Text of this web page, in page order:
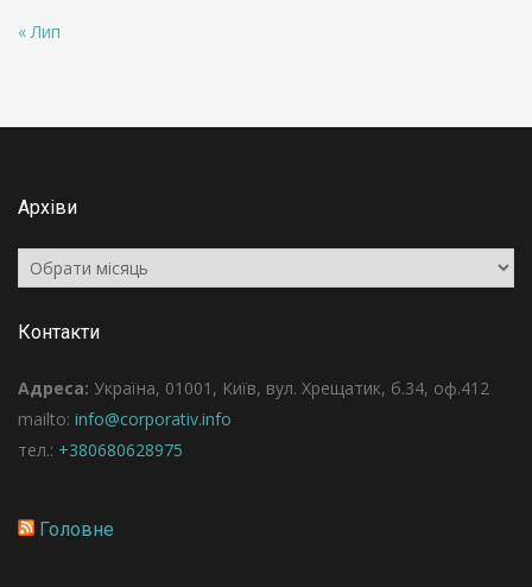
« Лип
Архіви
Архіви
Контакти
Адреса: Україна, 01001, Київ, вул. Хрещатик, б.34, оф.412
mailto: info@corporativ.info
тел.: +380680628975
Головне